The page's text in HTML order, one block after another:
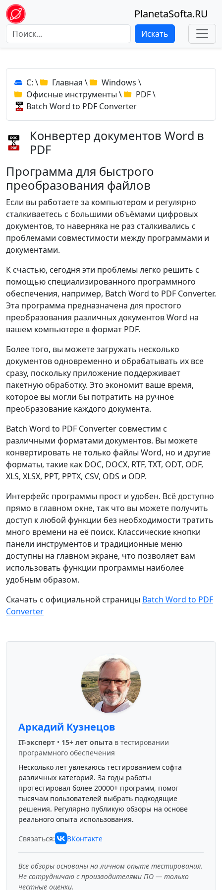
PlanetaSofta.RU
Искать
C: \ Главная \ Windows \
Офисные инструменты \ PDF\
Batch Word to PDF Converter
Конвертер документов Word в
PDF
Программа для быстрого
преобразования файлов
Если вы работаете за компьютером и регулярно
сталкиваетесь с большими объёмами цифровых
документов, то наверняка не раз сталкивались с
проблемами совместимости между программами и
документами.
К счастью, сегодня эти проблемы легко решить с
помощью специализированного программного
обеспечения, например, Batch Word to PDF Converter.
Эта программа предназначена для простого
преобразования различных документов Word на
вашем компьютере в формат PDF.
Более того, вы можете загружать несколько
документов одновременно и обрабатывать их все
сразу, поскольку приложение поддерживает
пакетную обработку. Это экономит ваше время,
которое вы могли бы потратить на ручное
преобразование каждого документа.
Batch Word to PDF Converter совместим с
различными форматами документов. Вы можете
конвертировать не только файлы Word, но и другие
форматы, такие как DOC, DOCX, RTF, TXT, ODT, ODF,
XLS, XLSX, PPT, PPTX, CSV, ODS и ODP.
Интерфейс программы прост и удобен. Всё доступно
прямо в главном окне, так что вы можете получить
доступ к любой функции без необходимости тратить
много времени на её поиск. Классические кнопки
панели инструментов и традиционные меню
доступны на главном экране, что позволяет вам
использовать функции программы наиболее
удобным образом.
Скачать с официальной страницы Batch Word to PDF
Converter
Аркадий Кузнецов
IT-эксперт • 15+ лет опыта в тестировании
программного обеспечения
Несколько лет увлекаюсь тестированием софта
различных категорий. За годы работы
протестировал более 20000+ программ, помог
тысячам пользователей выбрать подходящие
решения. Регулярно публикую обзоры на основе
реального опыта использования.
Связаться: ВКонтакте
Все обзоры основаны на личном опыте тестирования.
Не сотрудничаю с производителями ПО — только
честные оценки.